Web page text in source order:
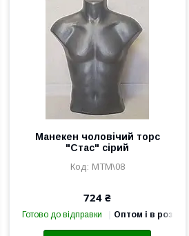
Манекен чоловічий торс
"Стас" сірий
MTM\08
724 ₴
Готово до відправки Оптом і в роздріб